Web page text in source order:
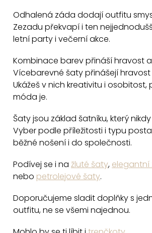
c
í
r
v
k
ý
p
i
s
u
Odhalená záda dodají outfitu
Zezadu překvapí i ten
letní party i večerní akce.
Kombinace barev přináší hravost
Vícebarevné šaty přinášejí hravost
Ukážeš v nich kreativitu i
móda je.
Šaty jsou základ šatníku, který
Vyber podle příležitosti i typu
běžné nošení i do společnosti.
Podívej se i na žluté šaty, elegantní
nebo petrolejové šaty.
Doporučujeme sladit doplňky s
outfitu, ne se všemi najednou.